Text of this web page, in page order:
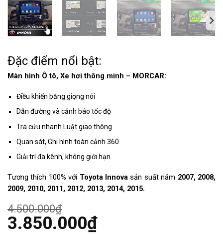
Đặc điểm nổi bật:
Màn hình Ô tô, Xe hơi thông minh – MORCAR:
Điều khiển bằng giọng nói
Dẫn đường và cảnh báo tốc độ
Tra cứu nhanh Luật giao thông
Quan sát, Ghi hình toàn cảnh 360
Giải trí đa kênh, không giới hạn
Tương thích 100% với Toyota Innovasản suất năm 2007, 2008,
2009, 2010, 2011, 2012, 2013, 2014, 2015.
4.500.000₫
Giá
gốc
3.850.000₫